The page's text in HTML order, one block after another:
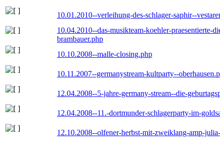
10.01.2010--verleihung-des-schlager-saphir--
10.04.2010--das-musikteam-koehler-praesentierte-
brambauer.php
10.10.2008--malle-closing.php
10.11.2007--germanystream-kultparty--
12.04.2008--5-jahre-germany-stream--die-
12.04.2008--11.-dortmunder-schlagerparty-im-
12.10.2008--olfener-herbst-mit-zweiklang-amp-